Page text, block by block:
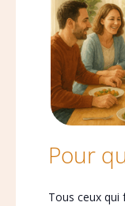
Pour
Tous ceux qui